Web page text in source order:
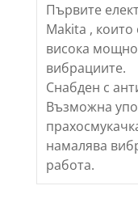
Първите
Makita ,
висока
вибрациите.
Снабден с
Възможна
намалява
работа.